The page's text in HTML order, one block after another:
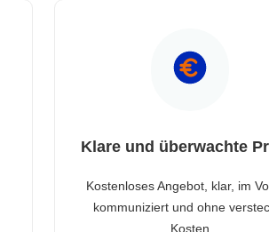
Klare und überwachte
Kostenloses Angebot, klar, im
kommuniziert und ohne
Kosten